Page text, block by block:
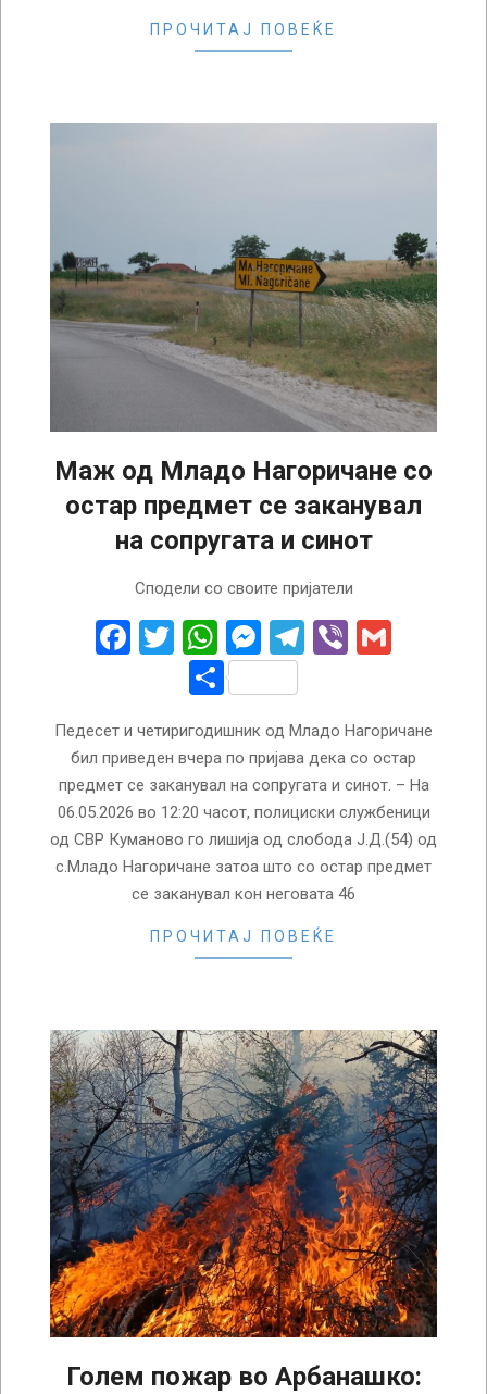
ПРОЧИТАЈ ПОВЕЌЕ
Маж од Младо Нагоричане со
остар предмет се заканувал
на сопругата и синот
Сподели со своите пријатели
Facebook
Twitter
WhatsApp
Messenger
Telegram
Viber
Share
Педесет и четиригодишник од Младо Нагоричане
бил приведен вчера по пријава дека со остар
предмет се заканувал на сопругата и синот. – На
06.05.2026 во 12:20 часот, полициски службеници
од СВР Куманово го лишија од слобода Ј.Д.(54) од
с.Младо Нагоричане затоа што со остар предмет
се заканувал кон неговата 46
ПРОЧИТАЈ ПОВЕЌЕ
Голем пожар во Арбанашко: